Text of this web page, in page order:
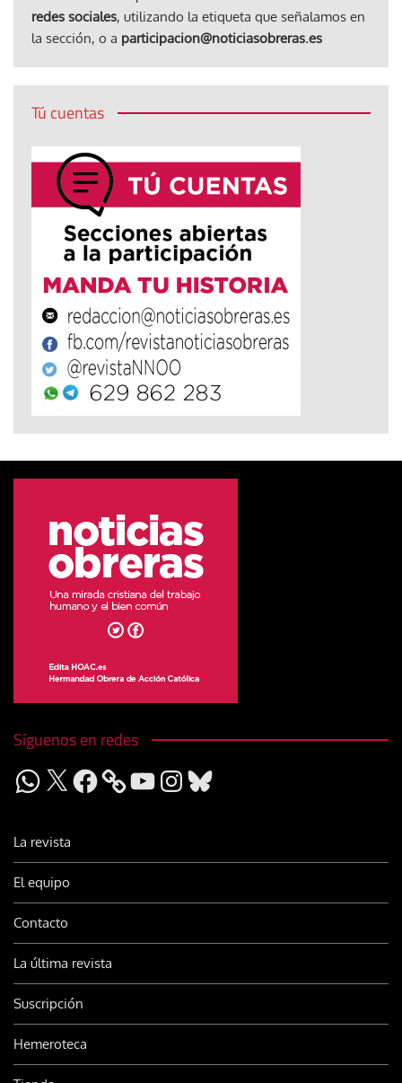
redes sociales, utilizando la etiqueta que señalamos en
la sección, o a participacion@noticiasobreras.es
Tú cuentas
Síguenos en redes
WhatsApp
X Facebook YouTubeInstagram
Bluesky
La revista
El equipo
Contacto
La última revista
Suscripción
Hemeroteca